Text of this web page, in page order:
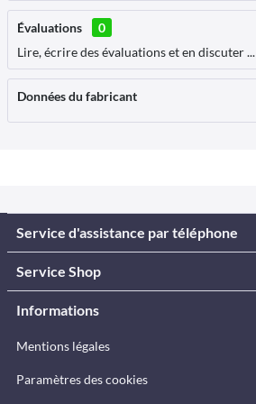
Évaluations
0
Lire, écrire des évaluations et en discuter ...
Données du fabricant
Service d'assistance par téléphone
Service Shop
Informations
Mentions légales
Paramètres des cookies